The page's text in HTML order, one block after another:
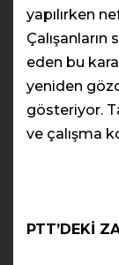
yapılırken
Çalışanların
eden bu
yeniden
gösteriyor.
ve çalışma
PTT’DEKİ